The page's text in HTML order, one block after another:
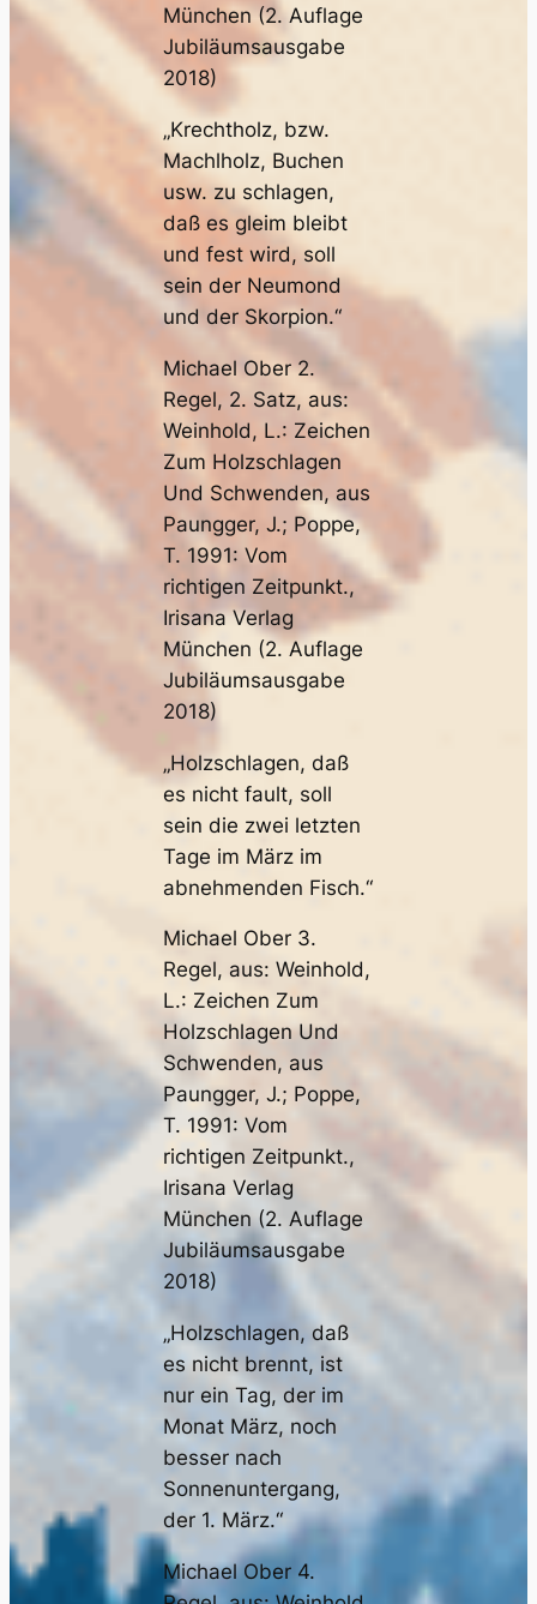
München (2. Auflage
Jubiläumsausgabe
2018)
„Krechtholz, bzw.
Machlholz, Buchen
usw. zu schlagen,
daß es gleim bleibt
und fest wird, soll
sein der Neumond
und der Skorpion.“
Michael Ober 2.
Regel, 2. Satz, aus:
Weinhold, L.: Zeichen
Zum Holzschlagen
Und Schwenden, aus
Paungger, J.; Poppe,
T. 1991: Vom
richtigen Zeitpunkt.,
Irisana Verlag
München (2. Auflage
Jubiläumsausgabe
2018)
„Holzschlagen, daß
es nicht fault, soll
sein die zwei letzten
Tage im März im
abnehmenden Fisch.“
Michael Ober 3.
Regel, aus: Weinhold,
L.: Zeichen Zum
Holzschlagen Und
Schwenden, aus
Paungger, J.; Poppe,
T. 1991: Vom
richtigen Zeitpunkt.,
Irisana Verlag
München (2. Auflage
Jubiläumsausgabe
2018)
„Holzschlagen, daß
es nicht brennt, ist
nur ein Tag, der im
Monat März, noch
besser nach
Sonnenuntergang,
der 1. März.“
Michael Ober 4.